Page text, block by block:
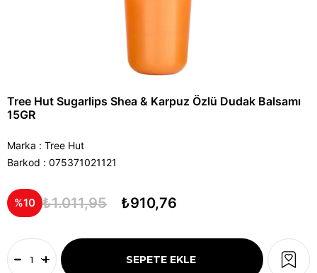
Tree Hut Sugarlips Shea & Karpuz Özlü Dudak Balsamı
15GR
Marka : Tree Hut
Barkod : 075371021121
10 ₺1.011,95 ₺910,76